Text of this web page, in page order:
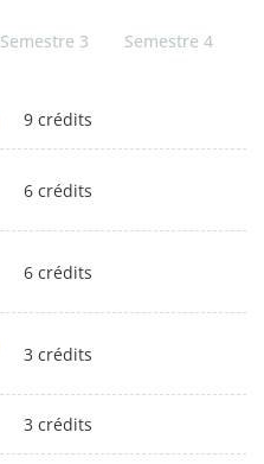
Semestre 3 Semestre 4
9 crédits
6 crédits
6 crédits
3 crédits
3 crédits